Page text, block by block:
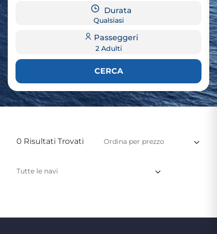
Durata
Qualsiasi
Passeggeri
2 Adulti
CERCA
0 Risultati Trovati